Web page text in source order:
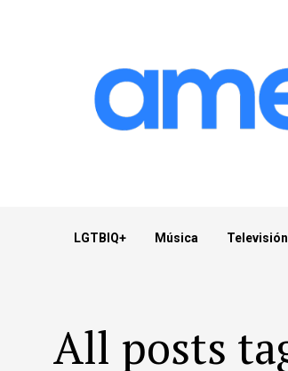
LGTBIQ+ Música Televisión
All posts